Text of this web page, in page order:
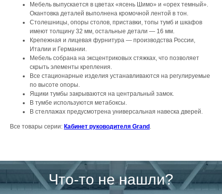
Мебель выпускается в цветах «ясень Шимо» и «орех темный».
Окантовка деталей выполнена кромочной лентой в тон.
Столешницы, опоры столов, приставки, топы тумб и шкафов
имеют толщину 32 мм, остальные детали — 16 мм.
Крепежная и лицевая фурнитура — производства России,
Италии и Германии.
Мебель собрана на эксцентриковых стяжках, что позволяет
скрыть элементы крепления.
Все стационарные изделия устанавливаются на регулируемые
по высоте опоры.
Ящики тумбы закрываются на центральный замок.
В тумбе используются метабоксы.
В стеллажах предусмотрена универсальная навеска дверей.
Все товары серии: Кабинет руководителя Grand
Что-то не нашли?